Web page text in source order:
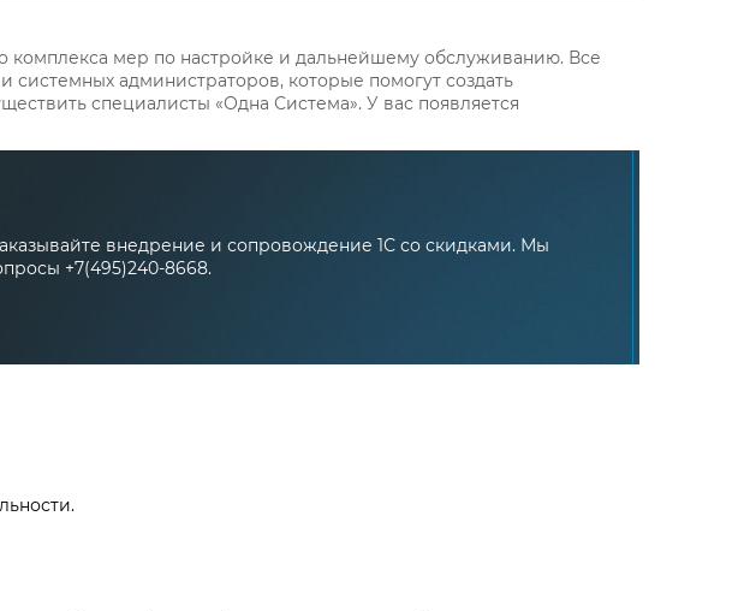
мер по настройке и дальнейшему обслуживанию. Все
администраторов, которые помогут создать
специалисты «Одна Система». У вас появляется
внедрение и сопровождение 1С со скидками. Мы
+7(495)240-8668.